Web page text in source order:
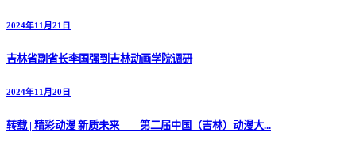
2024年11月21日
吉林省副省长李国强到吉林动画学院调研
2024年11月20日
转载 | 精彩动漫 新质未来——第二届中国（吉林）动漫大...